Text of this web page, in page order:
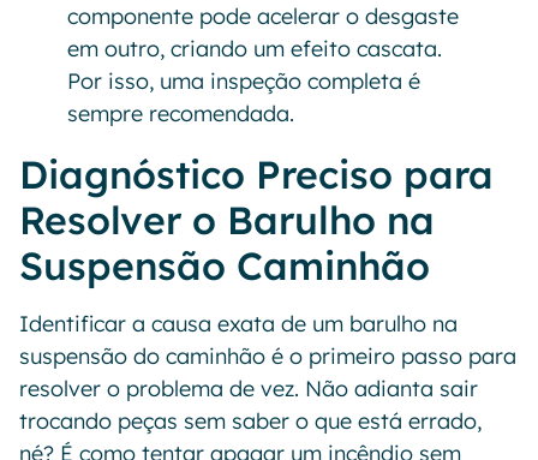
componente pode acelerar o desgaste
em outro, criando um efeito cascata.
Por isso, uma inspeção completa é
sempre recomendada.
Diagnóstico Preciso para
Resolver o Barulho na
Suspensão Caminhão
Identificar a causa exata de um barulho na
suspensão do caminhão é o primeiro passo para
resolver o problema de vez. Não adianta sair
trocando peças sem saber o que está errado,
né? É como tentar apagar um incêndio sem